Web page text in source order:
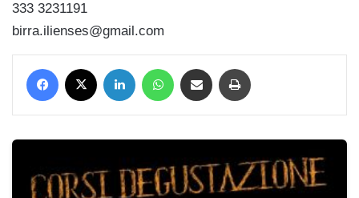
333 3231191
birra.ilienses@gmail.com
Facebook LinkedIn WhatsApp Condividi via mail